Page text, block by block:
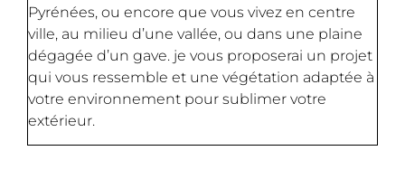
Pyrénées, ou encore que vous vivez en centre
ville, au milieu d’une vallée, ou dans une plaine
dégagée d’un gave. je vous proposerai un projet
qui vous ressemble et une végétation adaptée à
votre environnement pour sublimer votre
extérieur.